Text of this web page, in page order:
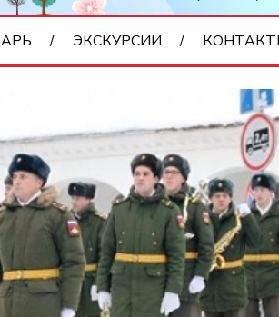
ЭКСКУРСИИ